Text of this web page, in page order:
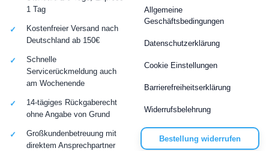
Allgemeine
Geschäftsbedingungen
Datenschutzerklärung
Cookie Einstellungen
Barrierefreiheitserklärung
Widerrufsbelehrung
Bestellung widerrufen
1 Tag
Kostenfreier Versand nach
Deutschland ab 150€
Schnelle
Servicerückmeldung auch
am Wochenende
14-tägiges Rückgaberecht
ohne Angabe von Grund
Großkundenbetreuung mit
direktem Ansprechpartner